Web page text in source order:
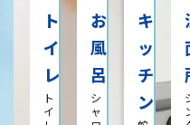
ト
イ
レ
ト
イ
お
風
呂
シ
ャ
キ
ッ
チ
ン